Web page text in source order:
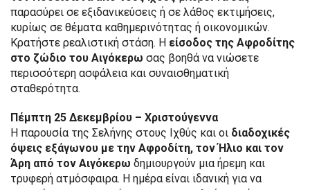
παρασύρει σε εξιδανικεύσεις ή σε λάθος εκτιμήσεις,
κυρίως σε θέματα καθημερινότητας ή οικονομικών.
Κρατήστε ρεαλιστική στάση. Η είσοδος της Αφροδίτης
στο ζώδιο του Αιγόκερω σας βοηθά να νιώσετε
περισσότερη ασφάλεια και συναισθηματική
σταθερότητα.
Πέμπτη 25 Δεκεμβρίου – Χριστούγεννα
Η παρουσία της Σελήνης στους Ιχθύς και οι διαδοχικές
όψεις εξάγωνου με την Αφροδίτη, τον Ήλιο και τον
Άρη από τον Αιγόκερω δημιουργούν μια ήρεμη και
τρυφερή ατμόσφαιρα. Η ημέρα είναι ιδανική για να